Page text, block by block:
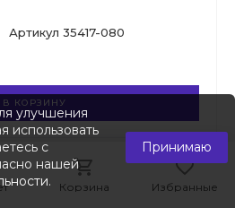
Корзина Избранные
Корзина Избранные
Артикул 35417-080
В КОРЗИНУ
улучшения
использовать
с
нашей
.
Принимаю